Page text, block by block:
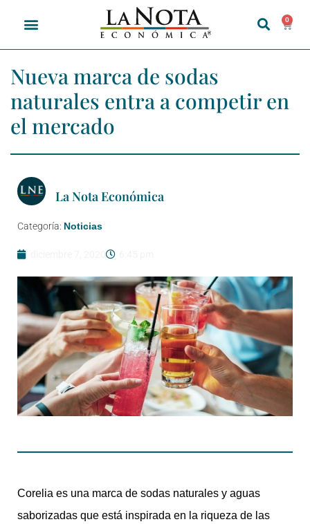
0
Nueva marca de sodas
naturales entra a competir en
el mercado
La Nota Económica
Categoría: Noticias
Corelia es una marca de sodas naturales y aguas
saborizadas que está inspirada en la riqueza de las